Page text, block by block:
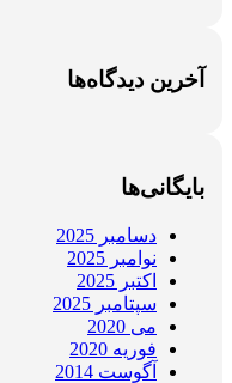
آخرین دیدگاه‌ها
بایگانی‌ها
دسامبر 2025
نوامبر 2025
اکتبر 2025
سپتامبر 2025
می 2020
فوریه 2020
آگوست 2014